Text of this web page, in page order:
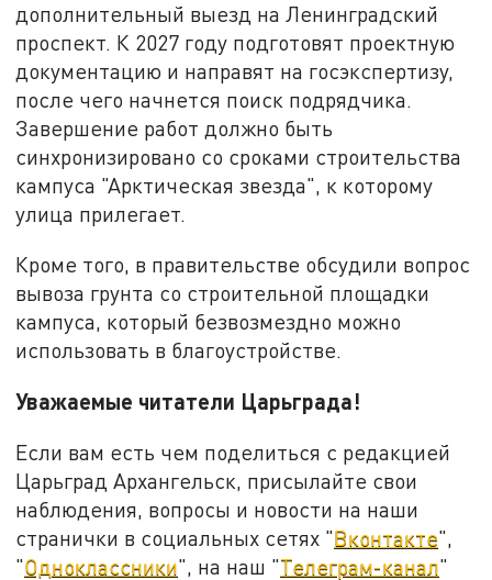
дополнительный выезд на Ленинградский
проспект. К 2027 году подготовят проектную
документацию и направят на госэкспертизу,
после чего начнется поиск подрядчика.
Завершение работ должно быть
синхронизировано со сроками строительства
кампуса "Арктическая звезда", к которому
улица прилегает.
Кроме того, в правительстве обсудили вопрос
вывоза грунта со строительной площадки
кампуса, который безвозмездно можно
использовать в благоустройстве.
Уважаемые читатели Царьграда!
Если вам есть чем поделиться с редакцией
Царьград Архангельск, присылайте свои
наблюдения, вопросы и новости на наши
странички в социальных сетях "Вконтакте",
"Одноклассники", на наш "Телеграм-канал"